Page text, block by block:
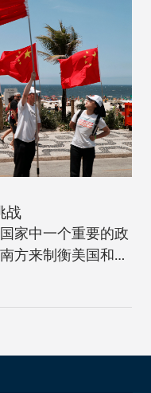
战
家中一个重要的政
方来制衡美国和全
。